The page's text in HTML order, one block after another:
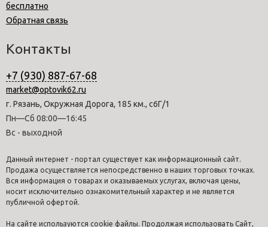
бесплатно
Обратная связь
Контакты
+7 (930) 887-67-68
market@optovik62.ru
г. Рязань, Окружная Дорога, 185 км., с6Г/1
Пн—Сб 08:00—16:45
Вс - выходной
Данный интернет - портал существует как информационный сайт.
Продажа осуществляется непосредственно в наших торговых точках.
Вся информация о товарах и оказываемых услугах, включая цены,
носит исключительно ознакомительный характер и не является
публичной офертой.
На сайте используются cookie файлы. Продолжая использовать Сайт,